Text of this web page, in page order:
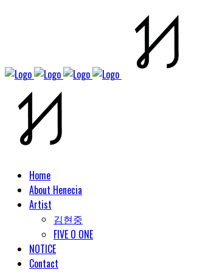
Home
About Henecia
Artist
김현중
FIVE O ONE
NOTICE
Contact